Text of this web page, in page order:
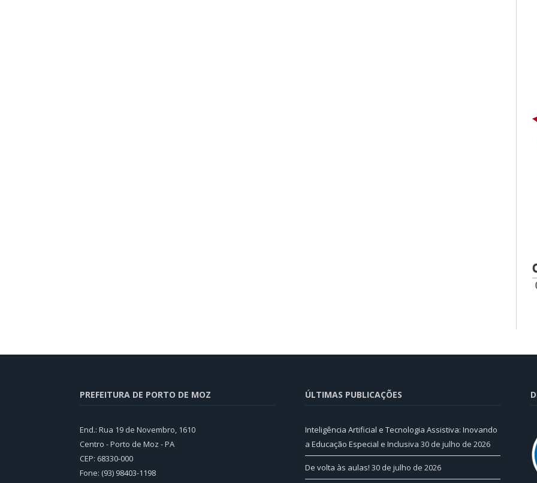
PREFEITURA DE PORTO DE MOZ
End.: Rua 19 de Novembro, 1610
Centro - Porto de Moz - PA
CEP: 68330-000
Fone: (93) 98403-1198
ÚLTIMAS PUBLICAÇÕES
Inteligência Artificial e Tecnologia Assistiva: Inovando
a Educação Especial e Inclusiva 30 de julho de 2026
De volta às aulas! 30 de julho de 2026